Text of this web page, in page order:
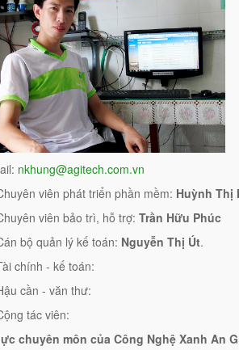
nkhung@agitech.com.vn
viên phát triển phần mềm: Huỳnh Thị
viên bảo trì, hỗ trợ: Trần Hữu Phúc
bộ quản lý kế toán: Nguyễn Thị Út.
chính - kế toán:
cần - văn thư:
tác viên:
chuyên môn của Công Nghệ Xanh An